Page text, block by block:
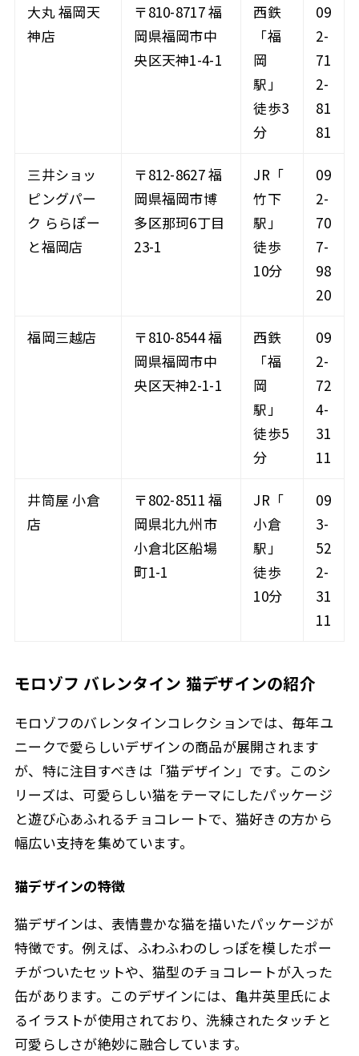
大丸 福岡天
神店
〒810-8717 福
岡県福岡市中
央区天神1-4-1
西鉄
「福
岡
駅」
徒歩3
分
09
2-
71
2-
81
81
三井ショッ
ピングパー
ク ららぽー
と福岡店
〒812-8627 福
岡県福岡市博
多区那珂6丁目
23-1
JR「
竹下
駅」
徒歩
10分
09
2-
70
7-
98
20
福岡三越店
〒810-8544 福
岡県福岡市中
央区天神2-1-1
西鉄
「福
岡
駅」
徒歩5
分
09
2-
72
4-
31
11
井筒屋 小倉
店
〒802-8511 福
岡県北九州市
小倉北区船場
町1-1
JR「
小倉
駅」
徒歩
10分
09
3-
52
2-
31
11
モロゾフ バレンタイン 猫デザインの紹介
モロゾフのバレンタインコレクションでは、毎年ユ
ニークで愛らしいデザインの商品が展開されます
が、特に注目すべきは「猫デザイン」です。このシ
リーズは、可愛らしい猫をテーマにしたパッケージ
と遊び心あふれるチョコレートで、猫好きの方から
幅広い支持を集めています。
猫デザインの特徴
猫デザインは、表情豊かな猫を描いたパッケージが
特徴です。例えば、ふわふわのしっぽを模したポー
チがついたセットや、猫型のチョコレートが入った
缶があります。このデザインには、亀井英里氏によ
るイラストが使用されており、洗練されたタッチと
可愛らしさが絶妙に融合しています。